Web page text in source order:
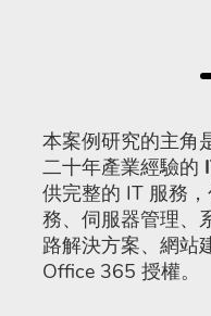
本案例研究的主角
二十年產業經驗的
供完整的 IT 服務
務、伺服器管理、
路解決方案、網站
Office 365 授權。